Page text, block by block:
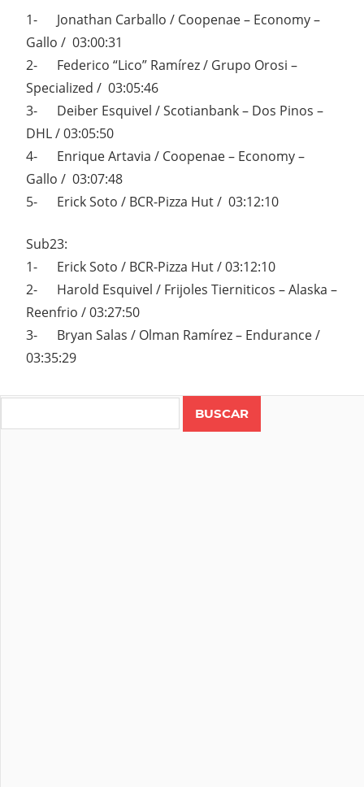
1- Jonathan Carballo / Coopenae – Economy –
Gallo / 03:00:31
2- Federico “Lico” Ramírez / Grupo Orosi –
Specialized / 03:05:46
3- Deiber Esquivel / Scotianbank – Dos Pinos –
DHL / 03:05:50
4- Enrique Artavia / Coopenae – Economy –
Gallo / 03:07:48
5- Erick Soto / BCR-Pizza Hut / 03:12:10
Sub23:
1- Erick Soto / BCR-Pizza Hut / 03:12:10
2- Harold Esquivel / Frijoles Tierniticos – Alaska –
Reenfrio / 03:27:50
3- Bryan Salas / Olman Ramírez – Endurance /
03:35:29